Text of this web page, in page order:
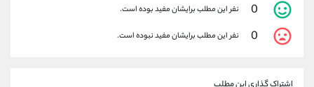
0 نفر این مطلب برایشان مفید بوده است.
0 نفر این مطلب برایشان مفید نبوده است.